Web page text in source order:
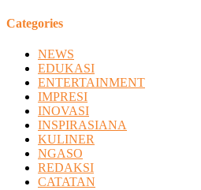
Categories
NEWS
EDUKASI
ENTERTAINMENT
IMPRESI
INOVASI
INSPIRASIANA
KULINER
NGASO
REDAKSI
CATATAN